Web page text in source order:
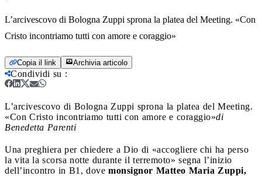
L’arcivescovo di Bologna Zuppi sprona la platea del Meeting. «Con
Cristo incontriamo tutti con amore e coraggio»
Copia il link Archivia articolo
Condividi su :
L’arcivescovo di Bologna Zuppi sprona la platea del Meeting.
«Con Cristo incontriamo tutti con amore e coraggio»di
Benedetta Parenti
Una preghiera per chiedere a Dio di «accogliere chi ha perso
la vita la scorsa notte durante il terremoto» segna l’inizio
dell’incontro in B1, dove monsignor Matteo Maria Zuppi,